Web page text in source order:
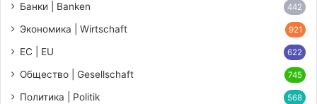
Банки | Banken 442
Экономика | Wirtschaft 921
ЕС | EU 622
Общество | Gesellschaft 745
Политика | Politik 568